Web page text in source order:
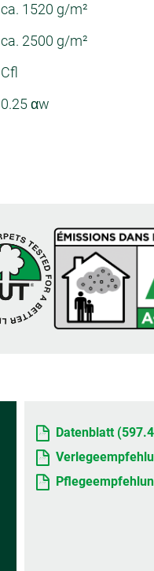
ca. 1520 g/m²
ca. 2500 g/m²
Cfl
0.25 αw
Datenblatt